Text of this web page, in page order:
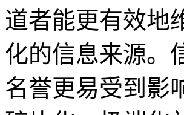
道者能更有效地
化的信息来源。
名誉更易受到影